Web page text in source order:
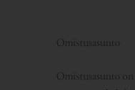
Omistusasunto
Omistusasunto